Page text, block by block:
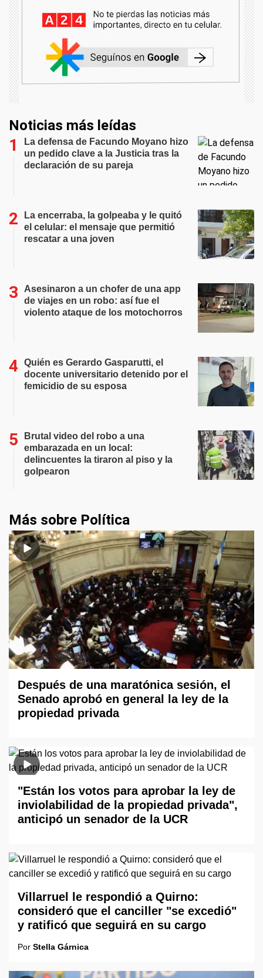
Noticias más leídas
La defensa de Facundo Moyano hizo
un pedido clave a la Justicia tras la
declaración de su pareja
La encerraba, la golpeaba y le quitó
el celular: el mensaje que permitió
rescatar a una joven
Asesinaron a un chofer de una app
de viajes en un robo: así fue el
violento ataque de los motochorros
Quién es Gerardo Gasparutti, el
docente universitario detenido por el
femicidio de su esposa
Brutal video del robo a una
embarazada en un local:
delincuentes la tiraron al piso y la
golpearon
Más sobre Política
Después de una maratónica sesión, el
Senado aprobó en general la ley de la
propiedad privada
"Están los votos para aprobar la ley de
inviolabilidad de la propiedad privada",
anticipó un senador de la UCR
Villarruel le respondió a Quirno:
consideró que el canciller "se excedió"
y ratificó que seguirá en su cargo
Por Stella Gárnica